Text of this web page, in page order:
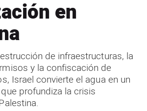
en
de infraestructuras, la
y la confiscación de
Israel convierte el agua en un
profundiza la crisis